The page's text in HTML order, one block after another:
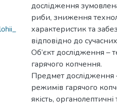
дослідження
риби, зниження
характеристик та
відповідно до
Об’єкт дослідження –
гарячого копчення.
Предмет дослідження
режимів гарячого
якість,